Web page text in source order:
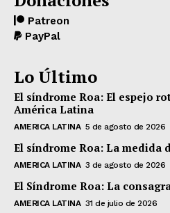
Patreon
PayPal
Lo Último
El síndrome Roa: El espejo
América Latina
AMERICA LATINA 5 de agosto de 2026
El síndrome Roa: La medida
AMERICA LATINA 3 de agosto de 2026
El Síndrome Roa: La
AMERICA LATINA 31 de julio de 2026